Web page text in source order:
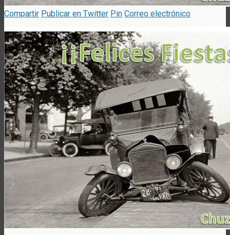
Compartir Publicar en Twitter Pin Correo electrónico